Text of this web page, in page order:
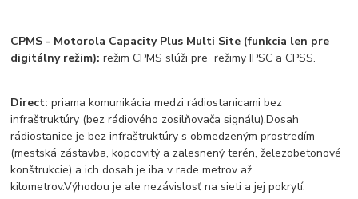
CPMS - Motorola Capacity Plus Multi Site (funkcia len pre
digitálny režim): režim CPMS slúži pre režimy IPSC a CPSS.
Direct:priama komunikácia medzi rádiostanicami bez
infraštruktúry (bez rádiového zosilňovača signálu).Dosah
rádiostanice je bez infraštruktúry s obmedzeným prostredím
(mestská zástavba, kopcovitý a zalesnený terén, železobetonové
konštrukcie) a ich dosah je iba v rade metrov až
kilometrov.Výhodou je ale nezávislosť na sieti a jej pokrytí.